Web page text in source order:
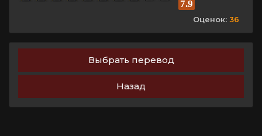
7.9
Оценок: 36
Выбрать перевод
Назад